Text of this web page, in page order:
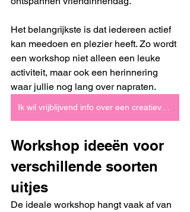
Het belangrijkste is dat iedereen actief
kan meedoen en plezier heeft. Zo wordt
een workshop niet alleen een leuke
activiteit, maar ook een herinnering
waar jullie nog lang over napraten.
Workshop ideeën voor
verschillende soorten
uitjes
De ideale workshop hangt vaak af van